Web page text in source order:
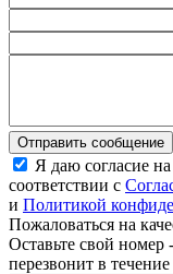
Отправить сообщение
Я даю согласие
соответствии с
и Политикой
Пожаловаться на
Оставьте свой
перезвонит в